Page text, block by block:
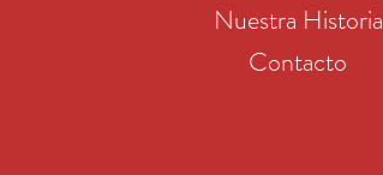
Nuestra Historia
Contacto